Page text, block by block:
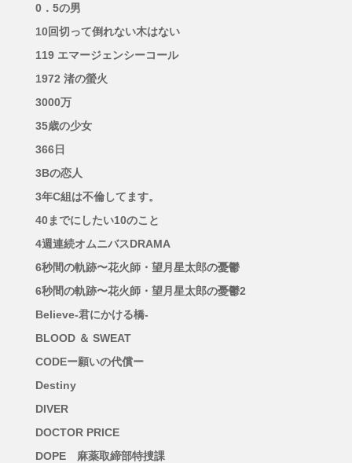
0．5の男
10回切って倒れない木はない
119 エマージェンシーコール
1972 渚の螢火
3000万
35歳の少女
366日
3Bの恋人
3年C組は不倫してます。
40までにしたい10のこと
4週連続オムニバスDRAMA
6秒間の軌跡〜花火師・望月星太郎の憂鬱
6秒間の軌跡〜花火師・望月星太郎の憂鬱2
Believe-君にかける橋-
BLOOD ＆ SWEAT
CODEー願いの代償ー
Destiny
DIVER
DOCTOR PRICE
DOPE 麻薬取締部特捜課